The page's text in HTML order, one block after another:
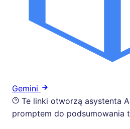
Gemini
Te linki otworzą asystenta
promptem do podsumowania